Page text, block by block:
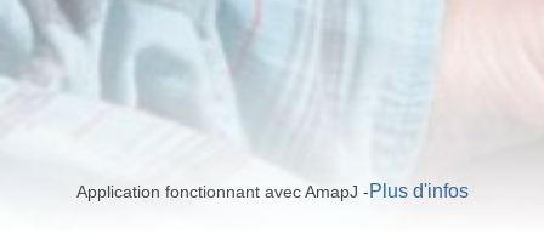
Application fonctionnant avec AmapJ -Plus d'infos